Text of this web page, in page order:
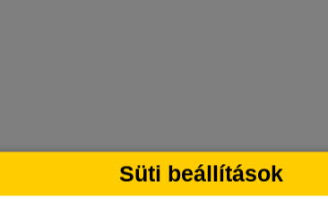
Süti beállítások